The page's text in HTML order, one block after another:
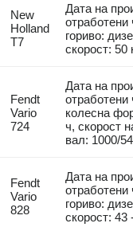
New
Holland
T7
Дата на
отработени
гориво:
скорост: 50
Fendt
Vario
724
Дата на
отработени
колесна
ч, скорост
вал: 1000/
Fendt
Vario
828
Дата на
отработени
гориво:
скорост: 43